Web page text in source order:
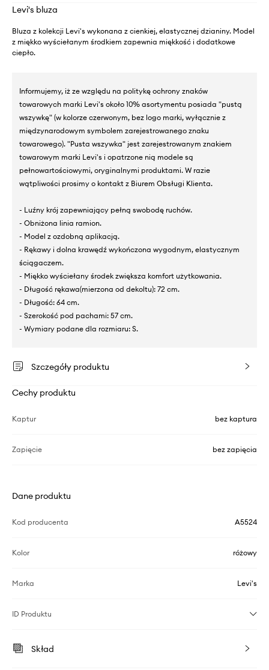
Levi's bluza
Bluza z kolekcji Levi's wykonana z cienkiej, elastycznej dzianiny. Model
z miękko wyściełanym środkiem zapewnia miękkość i dodatkowe
ciepło.
Informujemy, iż ze względu na politykę ochrony znaków
towarowych marki Levi's około 10% asortymentu posiada "pustą
wszywkę" (w kolorze czerwonym, bez logo marki, wyłącznie z
międzynarodowym symbolem zarejestrowanego znaku
towarowego). "Pusta wszywka" jest zarejestrowanym znakiem
towarowym marki Levi's i opatrzone nią modele są
pełnowartościowymi, oryginalnymi produktami. W razie
wątpliwości prosimy o kontakt z Biurem Obsługi Klienta.
- Luźny krój zapewniający pełną swobodę ruchów.
- Obniżona linia ramion.
- Model z ozdobną aplikacją.
- Rękawy i dolna krawędź wykończona wygodnym, elastycznym
ściągaczem.
- Miękko wyściełany środek zwiększa komfort użytkowania.
- Długość rękawa(mierzona od dekoltu): 72 cm.
- Długość: 64 cm.
- Szerokość pod pachami: 57 cm.
- Wymiary podane dla rozmiaru: S.
Szczegóły produktu
Cechy produktu
Kaptur bez kaptura
Zapięcie bez zapięcia
Dane produktu
Kod producenta A5524
Kolor różowy
Marka Levi's
ID Produktu
Skład